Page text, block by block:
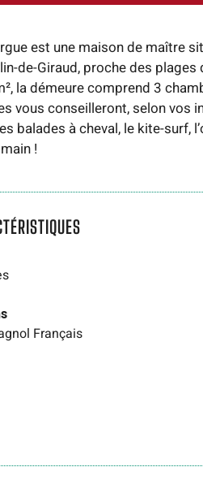
est une maison de maître
de-Giraud, proche des
la démeure comprend 3
vous conseilleront, selon vos
balades à cheval, le kite-surf,
!
Français